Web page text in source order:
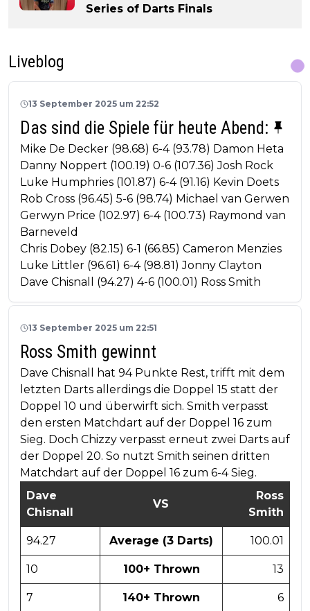
Series of Darts Finals
Liveblog
13 September 2025 um 22:52
Das sind die Spiele für heute Abend:
Mike De Decker (98.68) 6-4 (93.78) Damon Heta
Danny Noppert (100.19) 0-6 (107.36) Josh Rock
Luke Humphries (101.87) 6-4 (91.16) Kevin Doets
Rob Cross (96.45) 5-6 (98.74) Michael van Gerwen
Gerwyn Price (102.97) 6-4 (100.73) Raymond van
Barneveld
Chris Dobey (82.15) 6-1 (66.85) Cameron Menzies
Luke Littler (96.61) 6-4 (98.81) Jonny Clayton
Dave Chisnall (94.27) 4-6 (100.01) Ross Smith
13 September 2025 um 22:51
Ross Smith gewinnt
Dave Chisnall hat 94 Punkte Rest, trifft mit dem
letzten Darts allerdings die Doppel 15 statt der
Doppel 10 und überwirft sich. Smith verpasst
den ersten Matchdart auf der Doppel 16 zum
Sieg. Doch Chizzy verpasst erneut zwei Darts auf
der Doppel 20. So nutzt Smith seinen dritten
Matchdart auf der Doppel 16 zum 6-4 Sieg.
Dave
Chisnall
VS
Ross
Smith
94.27 Average (3 Darts) 100.01
10 100+ Thrown 13
7 140+ Thrown 6